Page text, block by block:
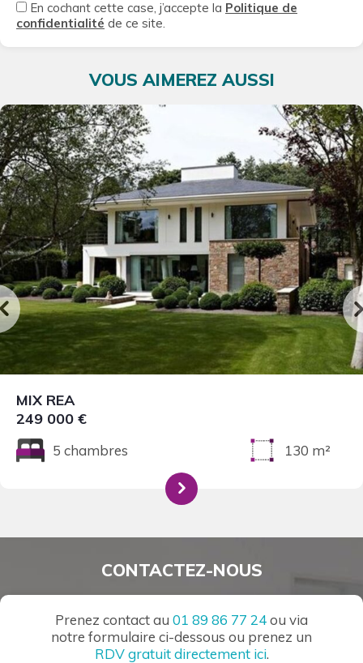
En cochant cette case, j’accepte la Politique de
confidentialité de ce site.
VOUS AIMEREZ AUSSI
MIX REA
249 000 €
5 chambres 130 m²
CONTACTEZ-NOUS
Prenez contact au 01 89 86 77 24ou via
notre formulaire ci-dessous ou prenez un
RDV gratuit directement ici.